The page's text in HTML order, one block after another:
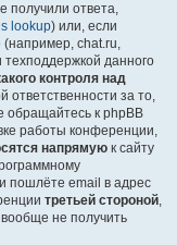
получили ответа,
lookup) или, если
chat.ru,
техподдержкой данного
контроля над
ответственности за то,
обращайтесь к phpBB
работы конференции,
напрямую к сайту
пошлёте email в адрес
третьей стороной,
не получить